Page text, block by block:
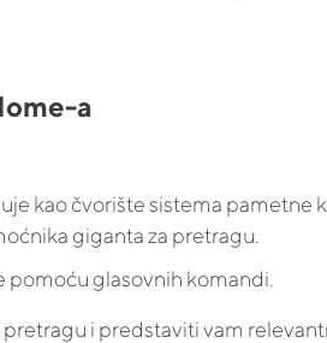
a
kao čvorište sistema pametne
giganta za pretragu.
glasovnih komandi.
i predstaviti vam